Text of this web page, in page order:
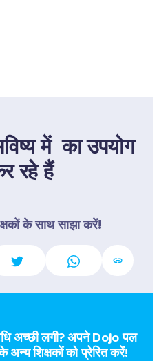
में  का उपयोग
रहे हैं
के साथ साझा करें!
अच्छी लगी? अपने Dojo पल
अन्य शिक्षकों को प्रेरित करें!